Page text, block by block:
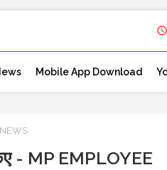
Mobile App Download
- MP EMPLOYEE